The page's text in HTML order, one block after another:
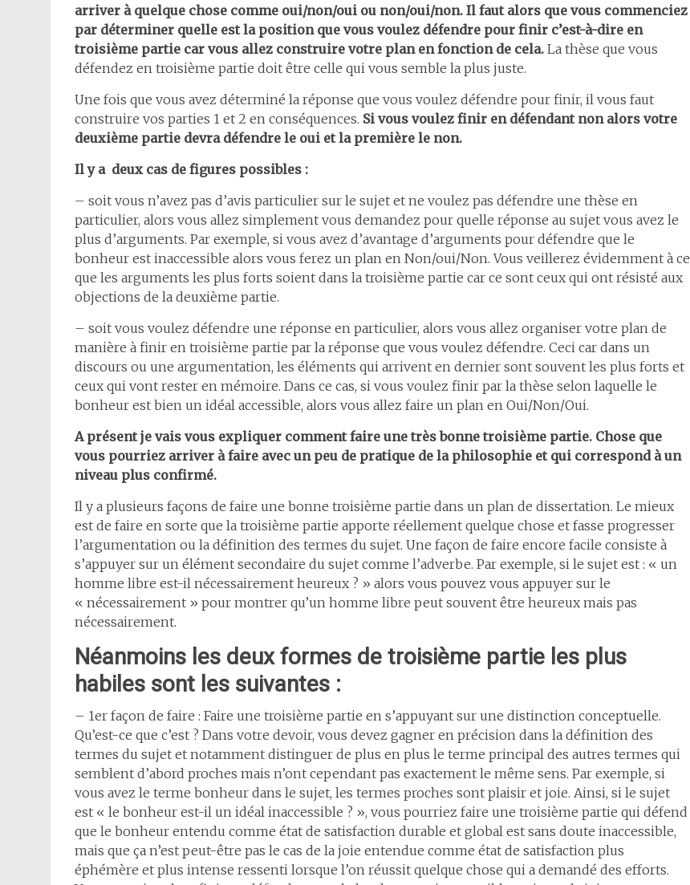
arriver à quelque chose comme oui/non/oui ou non/oui/non. Il faut alors que vous commenciez
par déterminer quelle est la position que vous voulez défendre pour finir c’est-à-dire en
troisième partie car vous allez construire votre plan en fonction de cela. La thèse que vous
défendez en troisième partie doit être celle qui vous semble la plus juste.
Une fois que vous avez déterminé la réponse que vous voulez défendre pour finir, il vous faut
construire vos parties 1 et 2 en conséquences. Si vous voulez finir en défendant non alors votre
deuxième partie devra défendre le oui et la première le non.
Il y a deux cas de figures possibles :
– soit vous n’avez pas d’avis particulier sur le sujet et ne voulez pas défendre une thèse en
particulier, alors vous allez simplement vous demandez pour quelle réponse au sujet vous avez le
plus d’arguments. Par exemple, si vous avez d’avantage d’arguments pour défendre que le
bonheur est inaccessible alors vous ferez un plan en Non/oui/Non. Vous veillerez évidemment à ce
que les arguments les plus forts soient dans la troisième partie car ce sont ceux qui ont résisté aux
objections de la deuxième partie.
– soit vous voulez défendre une réponse en particulier, alors vous allez organiser votre plan de
manière à finir en troisième partie par la réponse que vous voulez défendre. Ceci car dans un
discours ou une argumentation, les éléments qui arrivent en dernier sont souvent les plus forts et
ceux qui vont rester en mémoire. Dans ce cas, si vous voulez finir par la thèse selon laquelle le
bonheur est bien un idéal accessible, alors vous allez faire un plan en Oui/Non/Oui.
A présent je vais vous expliquer comment faire une très bonne troisième partie. Chose que
vous pourriez arriver à faire avec un peu de pratique de la philosophie et qui correspond à un
niveau plus confirmé.
Il y a plusieurs façons de faire une bonne troisième partie dans un plan de dissertation. Le mieux
est de faire en sorte que la troisième partie apporte réellement quelque chose et fasse progresser
l’argumentation ou la définition des termes du sujet. Une façon de faire encore facile consiste à
s’appuyer sur un élément secondaire du sujet comme l’adverbe. Par exemple, si le sujet est : « un
homme libre est-il nécessairement heureux ? » alors vous pouvez vous appuyer sur le
« nécessairement » pour montrer qu’un homme libre peut souvent être heureux mais pas
nécessairement.
Néanmoins les deux formes de troisième partie les plus
habiles sont les suivantes :
– 1er façon de faire : Faire une troisième partie en s’appuyant sur une distinction conceptuelle.
Qu’est-ce que c’est ? Dans votre devoir, vous devez gagner en précision dans la définition des
termes du sujet et notamment distinguer de plus en plus le terme principal des autres termes qui
semblent d’abord proches mais n’ont cependant pas exactement le même sens. Par exemple, si
vous avez le terme bonheur dans le sujet, les termes proches sont plaisir et joie. Ainsi, si le sujet
est « le bonheur est-il un idéal inaccessible ? », vous pourriez faire une troisième partie qui défend
que le bonheur entendu comme état de satisfaction durable et global est sans doute inaccessible,
mais que ça n’est peut-être pas le cas de la joie entendue comme état de satisfaction plus
éphémère et plus intense ressenti lorsque l’on réussit quelque chose qui a demandé des efforts.